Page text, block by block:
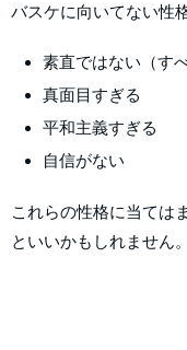
バスケに向いてない性
素直ではない（す
真面目すぎる
平和主義すぎる
自信がない
これらの性格に当ては
といいかもしれません。